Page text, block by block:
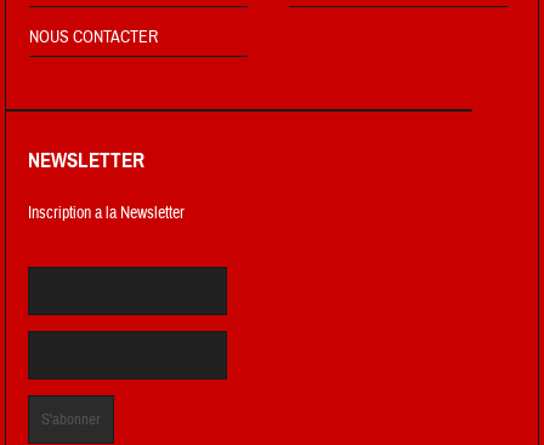
NOUS CONTACTER
NEWSLETTER
Inscription a la Newsletter